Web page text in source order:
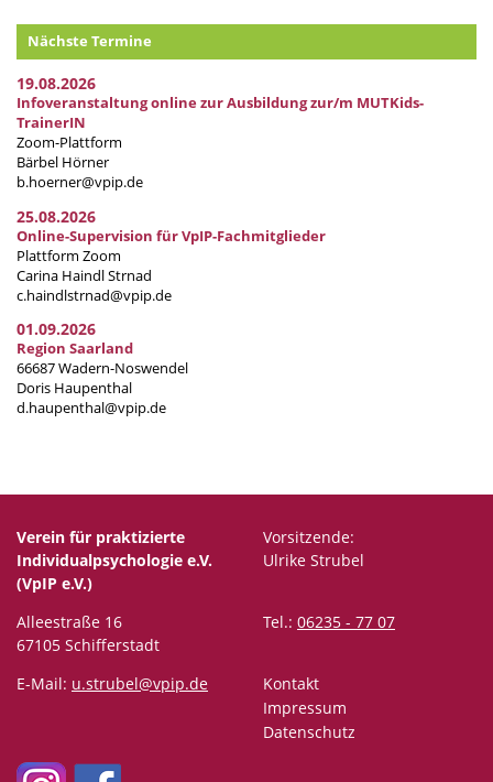
Nächste Termine
19.08.2026
Infoveranstaltung online zur Ausbildung zur/m MUTKids-
TrainerIN
Zoom-Plattform
Bärbel Hörner
b.hoerner@vpip.de
25.08.2026
Online-Supervision für VpIP-Fachmitglieder
Plattform Zoom
Carina Haindl Strnad
c.haindlstrnad@vpip.de
01.09.2026
Region Saarland
66687 Wadern-Noswendel
Doris Haupenthal
d.haupenthal@vpip.de
Verein für praktizierte
Individualpsychologie e.V.
(VpIP e.V.)
Vorsitzende:
Ulrike Strubel
Alleestraße 16
67105 Schifferstadt
Tel.: 06235 - 77 07
E-Mail: u.strubel@vpip.de
Kontakt
Impressum
Datenschutz